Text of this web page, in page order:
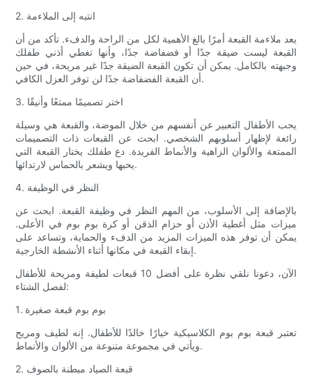
2. انتبه إلى الملاءمة
يعد ملاءمة القبعة أمرًا بالغ الأهمية لكل من الراحة والدفء. تأكد من أن
القبعة ليست ضيقة جدًا أو فضفاضة جدًا، وأنها تغطي أذني طفلك
وجبهته بالكامل. يمكن أن تكون القبعة الضيقة جدًا غير مريحة، في حين
أن القبعة الفضفاضة جدًا لن توفر العزل الكافي.
3. اختر تصميمًا ممتعًا وأنيقًا
يحب الأطفال التعبير عن أنفسهم من خلال الموضة، والقبعة هي وسيلة
رائعة لإظهار أسلوبهم الشخصي. ابحث عن القبعات ذات التصميمات
الممتعة والألوان الزاهية والأنماط الفريدة. دع طفلك يختار القبعة التي
يحبها ويشعر بالحماس لارتدائها.
4. النظر في الوظيفة
بالإضافة إلى الأسلوب، من المهم النظر في وظيفة القبعة. ابحث عن
ميزات مثل أغطية الأذن أو حزام الذقن أو كرة بوم بوم في الأعلى.
يمكن أن توفر هذه الميزات المزيد من الدفء والحماية، وتساعد على
إبقاء القبعة في مكانها أثناء الأنشطة الخارجية.
الآن، دعونا نلقي نظرة على أفضل 10 قبعات لطيفة ومريحة للأطفال
لفصل الشتاء:
1. بوم بوم قبعة صغيرة
تعتبر قبعة بوم بوم الكلاسيكية خيارًا خالدًا للأطفال. إنه لطيف ومريح
ويأتي في مجموعة متنوعة من الألوان والأنماط.
2. قبعة الصياد مبطنة بالصوف